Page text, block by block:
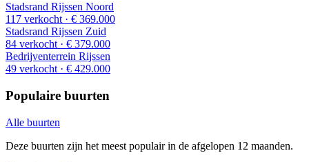
Stadsrand Rijssen Noord
117 verkocht · € 369.000
Stadsrand Rijssen Zuid
84 verkocht · € 379.000
Bedrijventerrein Rijssen
49 verkocht · € 429.000
Populaire buurten
Alle buurten
Deze buurten zijn het meest populair in de afgelopen 12 maanden.